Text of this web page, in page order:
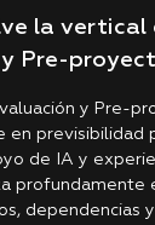
la vertical
Pre-
y Pre-
en previsibilidad
de IA y
profundamente
dependencias